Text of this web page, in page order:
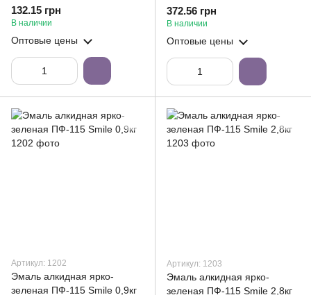
132.15 грн
В наличии
Оптовые цены
372.56 грн
В наличии
Оптовые цены
Артикул: 1202
Эмаль алкидная ярко-
зеленая ПФ-115 Smile 0,9кг
Артикул: 1203
Эмаль алкидная ярко-
зеленая ПФ-115 Smile 2,8кг